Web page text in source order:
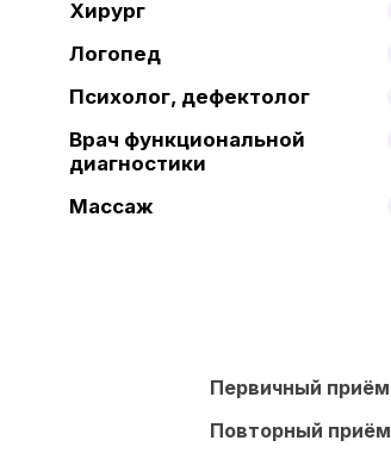
Хирург
Логопед
Психолог, дефектолог
Врач функциональной
диагностики
Массаж
Первичный приём
Повторный приём